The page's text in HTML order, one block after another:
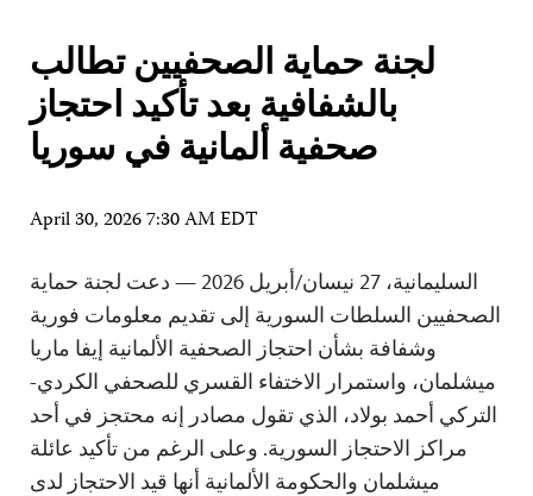
لجنة حماية الصحفيين تطالب
بالشفافية بعد تأكيد احتجاز
صحفية ألمانية في سوريا
April 30, 2026 7:30 AM EDT
السليمانية، 27 نيسان/أبريل 2026 — دعت لجنة حماية
الصحفيين السلطات السورية إلى تقديم معلومات فورية
وشفافة بشأن احتجاز الصحفية الألمانية إيفا ماريا
ميشلمان، واستمرار الاختفاء القسري للصحفي الكردي-
التركي أحمد بولاد، الذي تقول مصادر إنه محتجز في أحد
مراكز الاحتجاز السورية. وعلى الرغم من تأكيد عائلة
ميشلمان والحكومة الألمانية أنها قيد الاحتجاز لدى